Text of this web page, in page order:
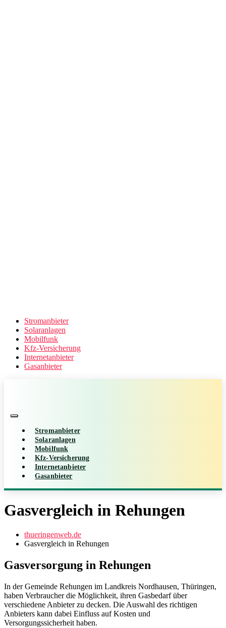
Stromanbieter
Solaranlagen
Mobilfunk
Kfz-Versicherung
Internetanbieter
Gasanbieter
Stromanbieter
Solaranlagen
Mobilfunk
Kfz-Versicherung
Internetanbieter
Gasanbieter
Gasvergleich in Rehungen
thueringenweb.de
Gasvergleich in Rehungen
Gasversorgung in Rehungen
In der Gemeinde Rehungen im Landkreis Nordhausen, Thüringen,
haben Verbraucher die Möglichkeit, ihren Gasbedarf über
verschiedene Anbieter zu decken. Die Auswahl des richtigen
Anbieters kann dabei Einfluss auf Kosten und
Versorgungssicherheit haben.